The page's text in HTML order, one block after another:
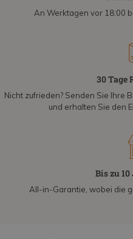
An Werktagen vor 18:00
30 Tage
Nicht zufrieden? Senden Sie Ihre
und erhalten Sie den
Bis zu
All-in-Garantie, wobei die